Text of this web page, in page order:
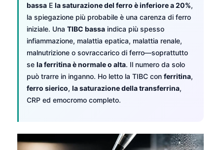
bassa E la saturazione del ferro è inferiore a 20%,
la spiegazione più probabile è una carenza di ferro
iniziale. Una TIBC bassa indica più spesso
infiammazione, malattia epatica, malattia renale,
malnutrizione o sovraccarico di ferro—soprattutto
se la ferritina è normale o alta. Il numero da solo
può trarre in inganno. Ho letto la TIBC con ferritina,
ferro sierico, la saturazione della transferrina,
CRP ed emocromo completo.